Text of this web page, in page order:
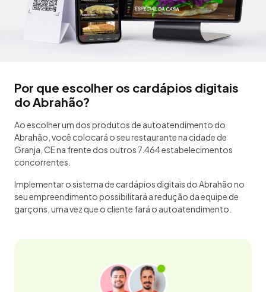
Por que escolher os cardápios digitais
do Abrahão?
Ao escolher um dos produtos de autoatendimento do
Abrahão, você colocará o seu restaurante na cidade de
Granja, CE na frente dos outros 7.464 estabelecimentos
concorrentes.
Implementar o sistema de cardápios digitais do Abrahão no
seu empreendimento possibilitará a redução da equipe de
garçons, uma vez que o cliente fará o autoatendimento.